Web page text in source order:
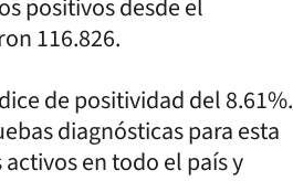
positivos desde el
116.826.
de positividad del 8.61%.
diagnósticas para esta
en todo el país y